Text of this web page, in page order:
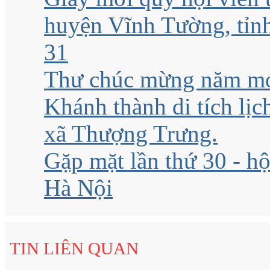
huyện Vĩnh Tường,
31
Thư chúc mừng năm
Khánh thành di tích
xã Thượng Trưng.
Gặp mặt lần thứ 30 -
Hà Nội
TIN LIÊN QUAN